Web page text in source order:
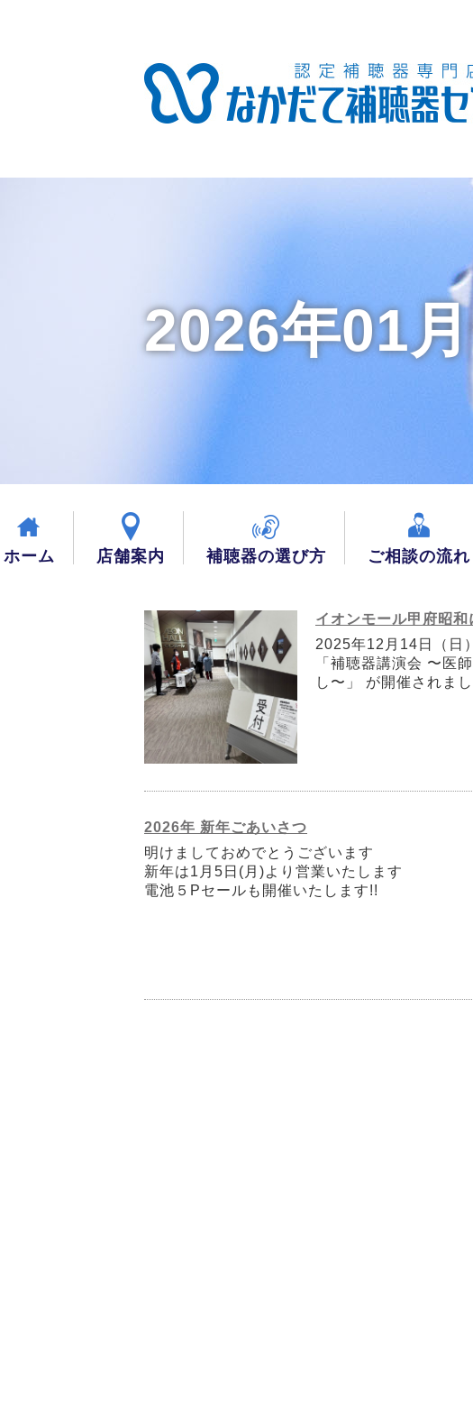
2026年01
ホーム 店舗案内 補聴器の選び方 ご相談の流れ
イオンモール甲府昭
2025年12月14日（日
「補聴器講演会 〜医
し〜」 が開催されまし
2026年 新年ごあいさつ
明けましておめでとうございます
新年は1月5日(月)より営業いたします
電池５Pセールも開催いたします!!